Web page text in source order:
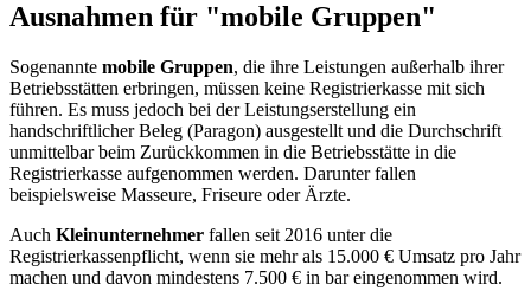
Ausnahmen für "mobile Gruppen"
Sogenannte mobile Gruppen, die ihre Leistungen außerhalb ihrer
Betriebsstätten erbringen, müssen keine Registrierkasse mit sich
führen. Es muss jedoch bei der Leistungserstellung ein
handschriftlicher Beleg (Paragon) ausgestellt und die Durchschrift
unmittelbar beim Zurückkommen in die Betriebsstätte in die
Registrierkasse aufgenommen werden. Darunter fallen
beispielsweise Masseure, Friseure oder Ärzte.
Auch Kleinunternehmer fallen seit 2016 unter die
Registrierkassenpflicht, wenn sie mehr als 15.000 € Umsatz pro Jahr
machen und davon mindestens 7.500 € in bar eingenommen wird.